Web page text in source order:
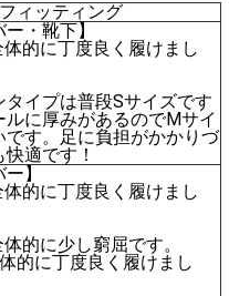
フィッティング
ー・靴下】
的に丁度良く履けまし
イプは普段Sサイズです
ルに厚みがあるのでMサイ
です。足に負担がかかりづ
適です！
】
的に丁度良く履けまし
的に少し窮屈です。
的に丁度良く履けまし